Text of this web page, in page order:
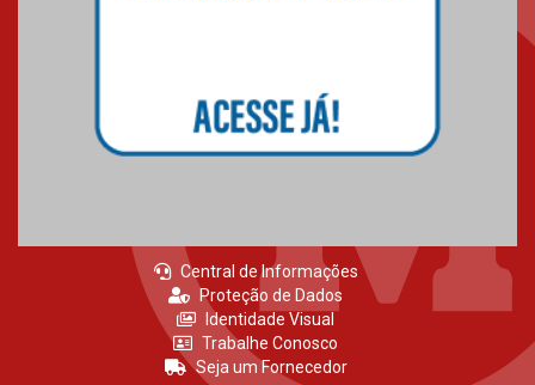
Central de Informações
Proteção de Dados
Identidade Visual
Trabalhe Conosco
Seja um Fornecedor